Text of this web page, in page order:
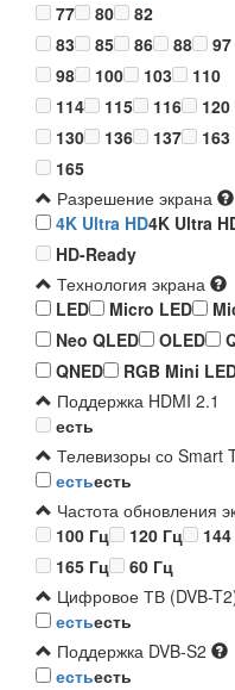
77
80
82
83
85 86 88
97
98
100 103
110
114
115 116
120
130
136 137
163
165
Разрешение экрана
4K Ultra HD4K Ultra
HD-Ready
Технология экрана
LED
Micro LED
Neo QLED
OLED
QNED
RGB Mini
Поддержка HDMI 2.1
есть
Телевизоры со Smart
естьесть
Частота обновления
100 Гц
120 Гц
165 Гц
60 Гц
Цифровое ТВ (DVB-
естьесть
Поддержка DVB-S2
естьесть